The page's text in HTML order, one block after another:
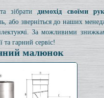
зібратидимохід своїми
або зверніться до наших
За можливими
та гарний сервіс!
малюнок